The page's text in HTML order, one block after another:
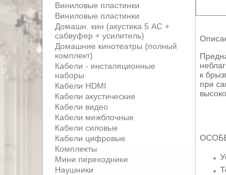
Виниловые пластинки
Виниловые пластинки
Домашн. кин (акустика 5 АС +
сабвуфер + усилитель)
Домашние кинотеатры (полный
комплект)
Кабели - инсталяционные
наборы
Кабели HDMI
Кабели акустические
Кабели видео
Кабели межблочные
Кабели силовые
Кабели цифровые
Комплекты
Мини переходники
Наушники
к
при